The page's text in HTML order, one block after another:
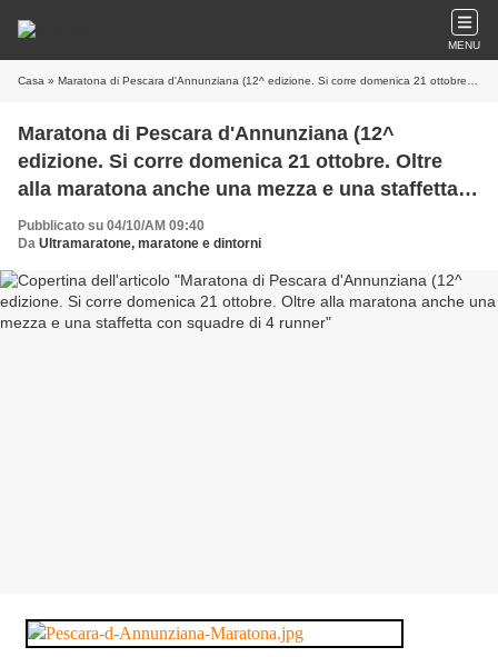
MENU
Casa » Maratona di Pescara d'Annunziana (12^ edizione. Si corre domenica 21 ottobre. Oltre alla maratona anche una mezza e una staffetta con squadre di 4 runner
Maratona di Pescara d'Annunziana (12^
edizione. Si corre domenica 21 ottobre. Oltre
alla maratona anche una mezza e una staffetta
con squadre di 4 runner
Pubblicato su 04/10/AM 09:40
Da Ultramaratone, maratone e dintorni